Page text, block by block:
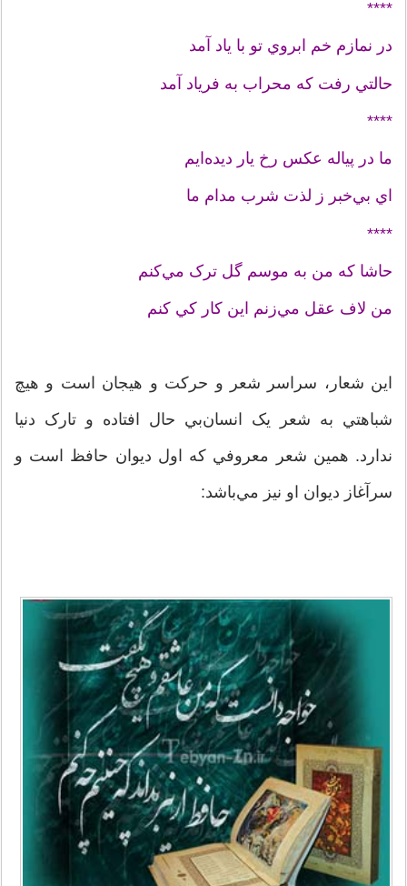
****
در نمازم خم ابروي تو با ياد آمد
حالتي رفت که محراب به فرياد آمد
****
ما در پياله عکس رخ يار ديده‌ايم
اي بي‌خبر ز لذت شرب مدام ما
****
حاشا که من به موسم گل ترک مي‌کنم
من لاف عقل مي‌زنم اين کار کي کنم
اين شعار، سراسر شعر و حرکت و هيجان است و هيچ
شباهتي به شعر يک انسان‌بي حال افتاده و تارک دنيا
ندارد. همين شعر معروفي که اول ديوان حافظ است و
سرآغاز ديوان او نيز مي‌باشد: